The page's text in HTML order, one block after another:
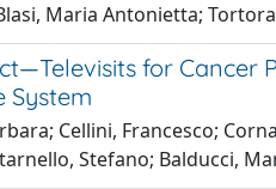
Maria Antonietta;
for
System
Cellini, Francesco;
Stefano; Balducci,